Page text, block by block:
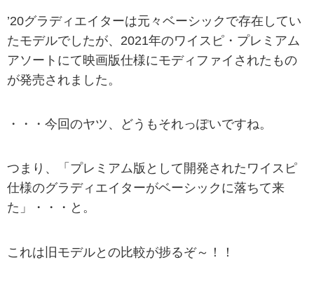
’20グラディエイターは元々ベーシックで存在してい
たモデルでしたが、2021年のワイスピ・プレミアム
アソートにて映画版仕様にモディファイされたもの
が発売されました。
・・・今回のヤツ、どうもそれっぽいですね。
つまり、「プレミアム版として開発されたワイスピ
仕様のグラディエイターがベーシックに落ちて来
た」・・・と。
これは旧モデルとの比較が捗るぞ～！！